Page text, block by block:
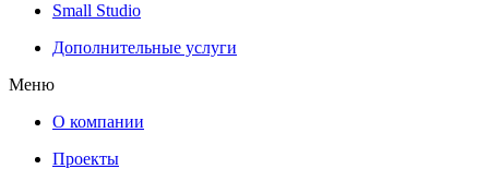
Small Studio
Дополнительные услуги
Меню
О компании
Проекты